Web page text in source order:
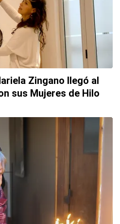
Zingano llegó al
sus Mujeres de Hilo